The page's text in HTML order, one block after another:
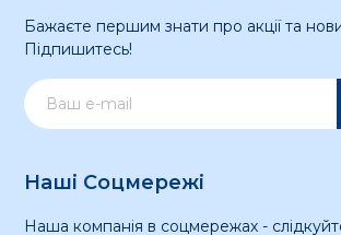
Бажаєте першим знати про акції та
Підпишитесь!
Наші Соцмережі
Наша компанія в соцмережах -